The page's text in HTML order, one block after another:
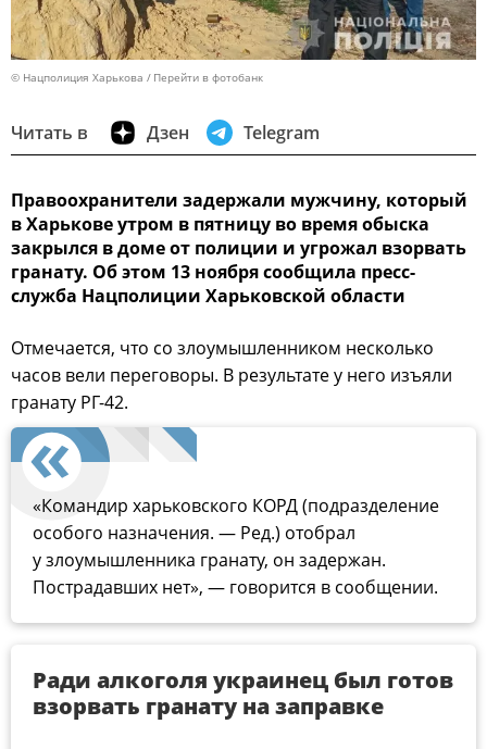
© Нацполиция Харькова Перейти в фотобанк
Читать в Дзен Telegram
Правоохранители задержали мужчину, который
в Харькове утром в пятницу во время обыска
закрылся в доме от полиции и угрожал взорвать
гранату. Об этом 13 ноября сообщила пресс-
служба Нацполиции Харьковской области
Отмечается, что со злоумышленником несколько
часов вели переговоры. В результате у него изъяли
гранату РГ-42.
«Командир харьковского КОРД (подразделение
особого назначения. — Ред.) отобрал
у злоумышленника гранату, он задержан.
Пострадавших нет», — говорится в сообщении.
Ради алкоголя украинец был готов
взорвать гранату на заправке